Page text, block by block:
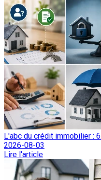
L'abc du crédit immobilier :
2026-08-03
Lire l'article